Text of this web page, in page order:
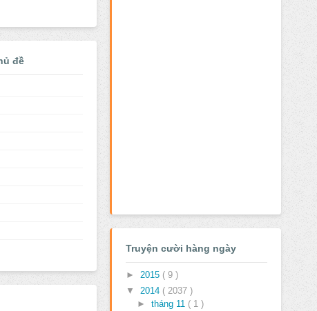
đề
Truyện cười hàng ngày
► 2015 ( 9 )
▼ 2014 ( 2037 )
► tháng 11 ( 1 )